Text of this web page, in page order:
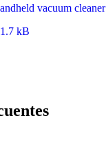
vacuum cleaner
kB